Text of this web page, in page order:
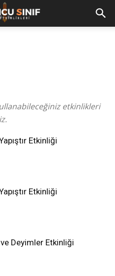
etkinlikleri
Etkinliği
Etkinliği
Deyimler Etkinliği